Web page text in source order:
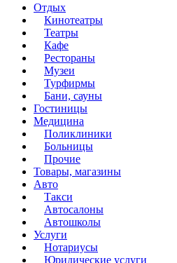
Отдых
Кинотеатры
Театры
Кафе
Рестораны
Музеи
Турфирмы
Бани, сауны
Гостиницы
Медицина
Поликлиники
Больницы
Прочие
Товары, магазины
Авто
Такси
Автосалоны
Автошколы
Услуги
Нотариусы
Юридические услуги